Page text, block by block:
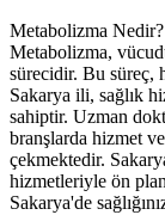
Metabolizma Nedir?
Metabolizma,
sürecidir. Bu süreç,
Sakarya ili, sağlık
sahiptir. Uzman
branşlarda hizmet
çekmektedir.
hizmetleriyle ön
Sakarya'de